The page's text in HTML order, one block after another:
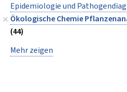
Epidemiologie und
Ökologische Chemie
(44)
Mehr zeigen